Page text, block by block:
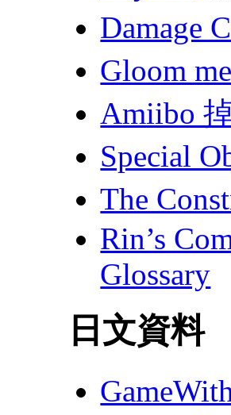
Damage
Gloom
Amiibo
Special
The
Rin’s
Glossary
日文資料